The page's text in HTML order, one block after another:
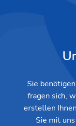
Sie
fragen sich,
erstellen
Sie mit